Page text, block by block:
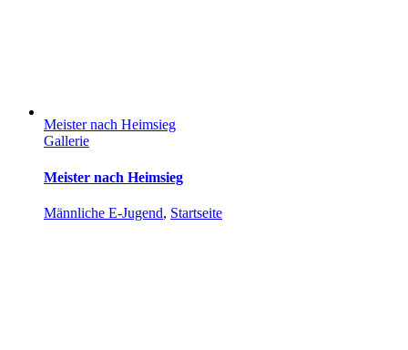
Meister nach Heimsieg
Gallerie
Meister nach Heimsieg
Männliche E-Jugend, Startseite